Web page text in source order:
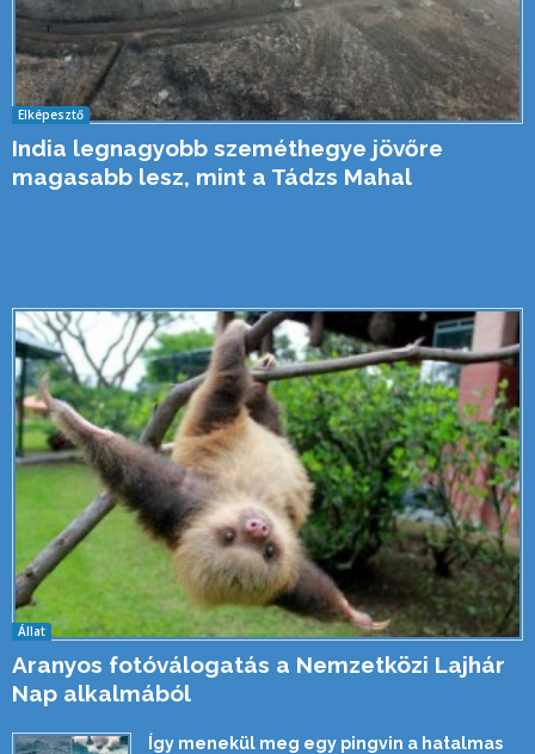
Elképesztő
India legnagyobb szeméthegye jövőre
magasabb lesz, mint a Tádzs Mahal
Állat
Aranyos fotóválogatás a Nemzetközi Lajhár
Nap alkalmából
Így menekül meg egy pingvin a hatalmas